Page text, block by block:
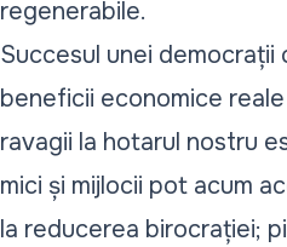
regenerabile.
Succesul unei democrații
beneficii economice
ravagii la hotarul nostru
mici și mijlocii pot acum
la reducerea birocrației;